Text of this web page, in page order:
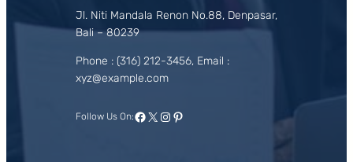
Jl. Niti Mandala Renon No.88, Denpasar,
Bali – 80239
Phone : (316) 212-3456, Email :
xyz@example.com
Follow Us On:Facebook
X Instagram
Pinterest